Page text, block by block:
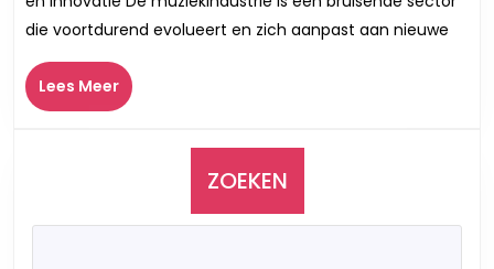
Een
die voortdurend evolueert en zich aanpast aan nieuwe
Lees MeerLees
Meer
ZOEKEN